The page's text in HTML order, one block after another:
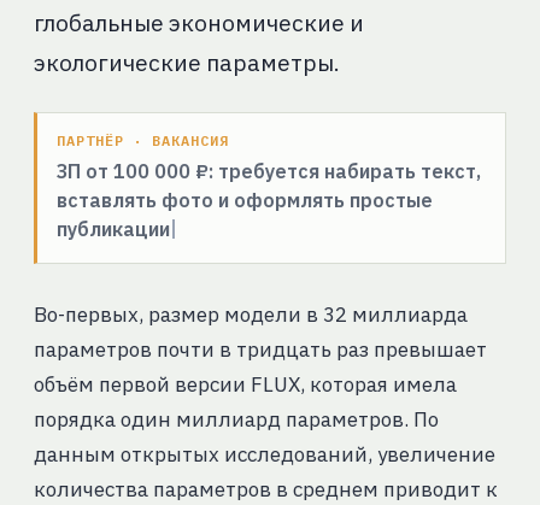
глобальные экономические и
экологические параметры.
ПАРТНЁР · ВАКАНСИЯ
ЗП от 100 000 ₽: требуется набирать текст,
вставлять фото и оформлять простые
публикации
Во-первых, размер модели в 32 миллиарда
параметров почти в тридцать раз превышает
объём первой версии FLUX, которая имела
порядка один миллиард параметров. По
данным открытых исследований, увеличение
количества параметров в среднем приводит к